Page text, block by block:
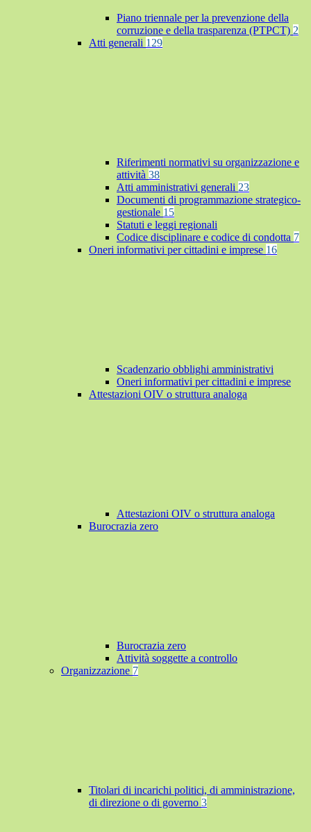
Piano triennale per la prevenzione della
corruzione e della trasparenza (PTPCT) 2
Atti generali 129
Riferimenti normativi su organizzazione e
attività 38
Atti amministrativi generali 23
Documenti di programmazione strategico-
gestionale 15
Statuti e leggi regionali
Codice disciplinare e codice di condotta 7
Oneri informativi per cittadini e imprese 16
Scadenzario obblighi amministrativi
Oneri informativi per cittadini e imprese
Attestazioni OIV o struttura analoga
Attestazioni OIV o struttura analoga
Burocrazia zero
Burocrazia zero
Attività soggette a controllo
Organizzazione 7
Titolari di incarichi politici, di amministrazione,
di direzione o di governo 3